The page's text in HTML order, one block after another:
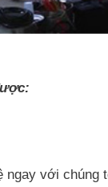
ngay với